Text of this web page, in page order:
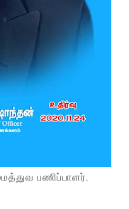
பணிப்பாளர்.